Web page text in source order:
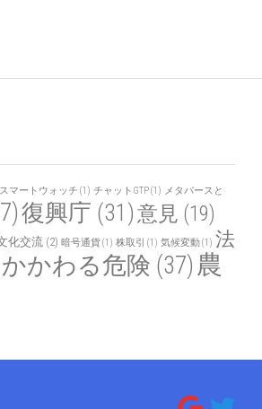
スマートウォッチ (1) チャットGTP(1) メタバースと
復興庁 (31)意見 (19)
化交流(2) 暗号通貨(1) 株取引 (1) 気候変動(1) 法
かわる危険 (37) 農